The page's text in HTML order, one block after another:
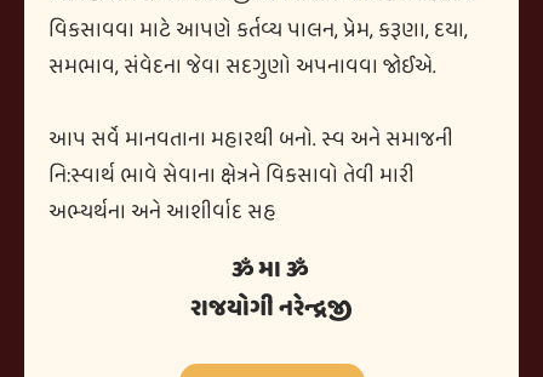
વિકસાવવા માટે આપણે કર્તવ્ય પાલન, પ્રેમ, કરૂણા, દયા,
સમભાવ, સંવેદના જેવા સદગુણો અપનાવવા જોઈએ.
આપ સર્વે માનવતાના મહારથી બનો. સ્વ અને સમાજની
નિ:સ્વાર્થ ભાવે સેવાના ક્ષેત્રને વિકસાવો તેવી મારી
અભ્યર્થના અને આશીર્વાદ સહ
ૐ મા ૐ
રાજયોગી નરેન્દ્રજી